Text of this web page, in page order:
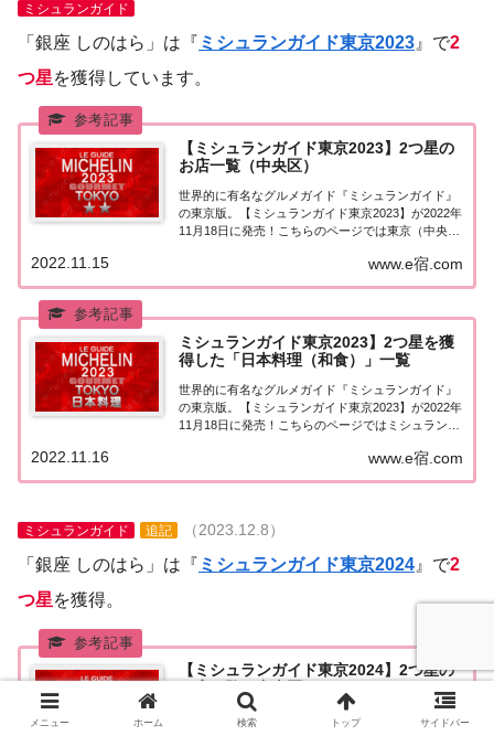
ミシュランガイド
「銀座 しのはら」は『 ミシュランガイド東京2023 』で2
つ星を獲得しています。
【ミシュランガイド東京2023】2つ星の
お店一覧（中央区）
世界的に有名なグルメガイド『ミシュランガイド』
の東京版。【ミシュランガイド東京2023】が2022年
11月18日に発売！こちらのページでは東京（中央
ストラン）を一覧にまとめました。ミシュランガイ
ド東京2023『2つ星』ミシュランガイド...
www.e宿.com
2022.11.15
ミシュランガイド東京2023】2つ星を獲
得した「日本料理（和食）」一覧
世界的に有名なグルメガイド『ミシュランガイド』
の東京版。【ミシュランガイド東京2023】が2022年
11月18日に発売！こちらのページではミシュラン東
にまとめました。ミシュラン東京2023「日本料理」
「ミシュランガイド東京2023」で...
www.e宿.com
2022.11.16
ミシュランガイド 追記 （2023.12.8）
「銀座 しのはら」は『 ミシュランガイド東京2024 』で2
つ星を獲得。
【ミシュランガイド東京2024】2つ星の
世界的に有名なグルメガイド『ミシュランガイド』
メニュー ホーム 検索 トップ サイドバー